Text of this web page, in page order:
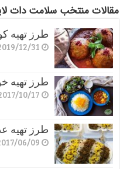
مقالات منتخب سلامت دات
طرز تهیه
12/31
طرز تهیه
10/17
طرز تهیه
06/09